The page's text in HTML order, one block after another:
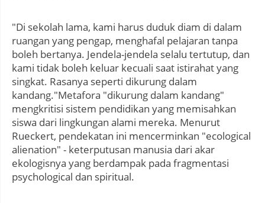
"Di sekolah lama, kami harus duduk diam di dalam
ruangan yang pengap, menghafal pelajaran tanpa
boleh bertanya. Jendela-jendela selalu tertutup, dan
kami tidak boleh keluar kecuali saat istirahat yang
singkat. Rasanya seperti dikurung dalam
kandang."Metafora "dikurung dalam kandang"
mengkritisi sistem pendidikan yang memisahkan
siswa dari lingkungan alami mereka. Menurut
Rueckert, pendekatan ini mencerminkan "ecological
alienation" - keterputusan manusia dari akar
ekologisnya yang berdampak pada fragmentasi
psychological dan spiritual.